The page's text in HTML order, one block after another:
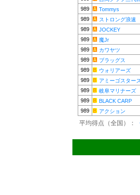
989
Tommys
989
ストロング浪速
989
JOCKEY
989
魔Jr
989
カワヤツ
989
ブラッグス
989
ウォリアーズ
989
アミーゴスター
989
岐阜マリナーズ
989
BLACK CARP
989
アクション
平均得点（全国）：